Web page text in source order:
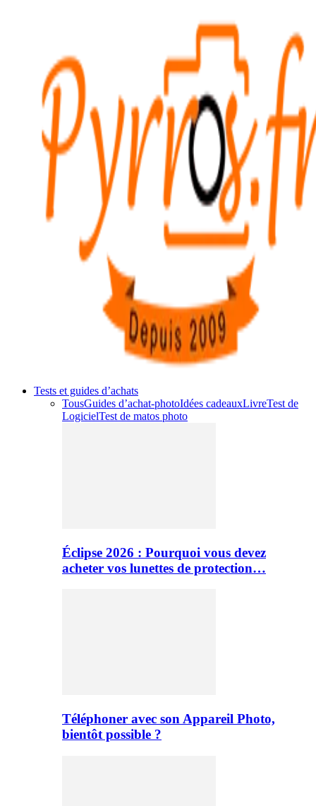
Tests et guides d’achats
TousGuides d’achat-photoIdées cadeauxLivreTest de
LogicielTest de matos photo
Éclipse 2026 : Pourquoi vous devez
acheter vos lunettes de protection…
Téléphoner avec son Appareil Photo,
bientôt possible ?